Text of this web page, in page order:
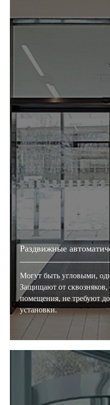
Раздвижные
Могут быть угловыми,
Защищают от сквозняков,
помещения, не требуют
установки.
+7(473) 212-20-81
Отдел продаж
Товары и услуги для вашего
профессиональной